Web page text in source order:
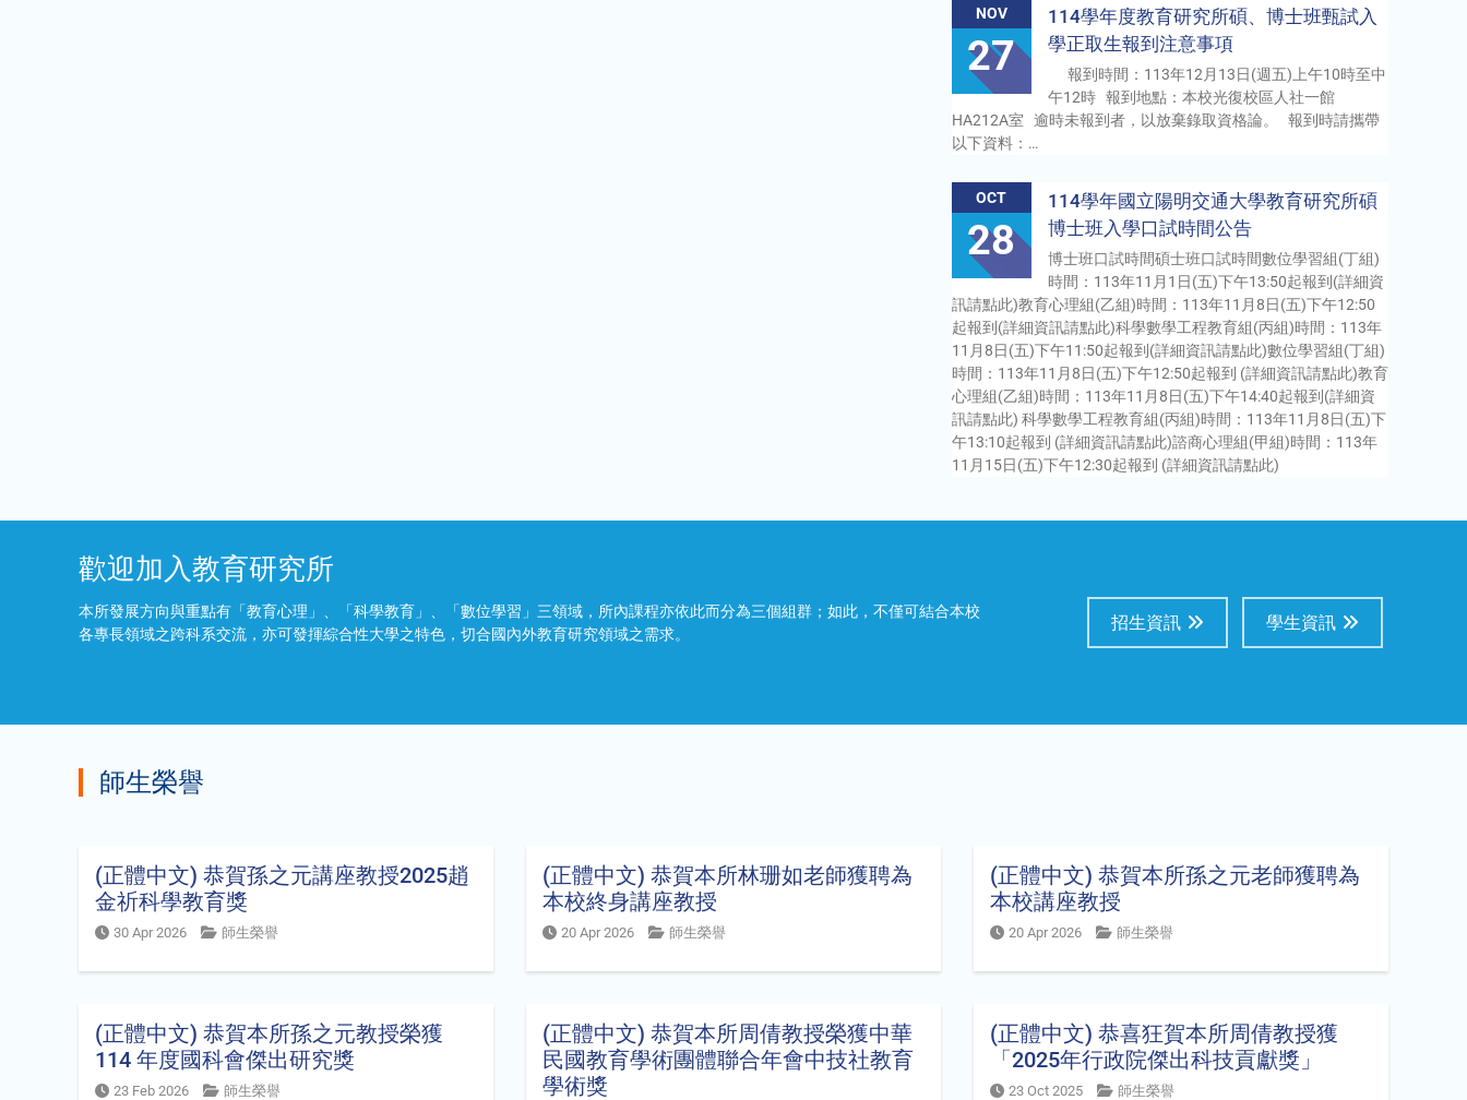
NOV
27
114學年度教育研究所碩、博士班甄試入
學正取生報到注意事項
報到時間：113年12月13日(週五)上午10時至中
午12時 報到地點：本校光復校區人社一館
HA212A室 逾時未報到者，以放棄錄取資格論。 報到時請攜帶
以下資料：…
OCT
28
114學年國立陽明交通大學教育研究所碩
博士班入學口試時間公告
博士班口試時間碩士班口試時間數位學習組(丁組)
時間：113年11月1日(五)下午13:50起報到(詳細資
訊請點此)教育心理組(乙組)時間：113年11月8日(五)下午12:50
起報到(詳細資訊請點此)科學數學工程教育組(丙組)時間：113年
11月8日(五)下午11:50起報到(詳細資訊請點此)數位學習組(丁組)
時間：113年11月8日(五)下午12:50起報到 (詳細資訊請點此)教育
心理組(乙組)時間：113年11月8日(五)下午14:40起報到(詳細資
訊請點此) 科學數學工程教育組(丙組)時間：113年11月8日(五)下
午13:10起報到 (詳細資訊請點此)諮商心理組(甲組)時間：113年
11月15日(五)下午12:30起報到 (詳細資訊請點此)
歡迎加入教育研究所
本所發展方向與重點有「教育心理」、「科學教育」、「數位學習」三領域，所內課程亦依此而分為三個組群；如此，不僅可結合本校
各專長領域之跨科系交流，亦可發揮綜合性大學之特色，切合國內外教育研究領域之需求。
招生資訊 學生資訊
師生榮譽
(正體中文) 恭賀孫之元講座教授2025趙
金祈科學教育獎
30 Apr 2026 師生榮譽
(正體中文) 恭賀本所林珊如老師獲聘為
本校終身講座教授
20 Apr 2026 師生榮譽
(正體中文) 恭賀本所孫之元老師獲聘為
本校講座教授
20 Apr 2026 師生榮譽
(正體中文) 恭賀本所孫之元教授榮獲
114 年度國科會傑出研究獎
23 Feb 2026 師生榮譽
(正體中文) 恭賀本所周倩教授榮獲中華
民國教育學術團體聯合年會中技社教育
學術獎
(正體中文) 恭喜狂賀本所周倩教授獲
「2025年行政院傑出科技貢獻獎」
23 Oct 2025 師生榮譽